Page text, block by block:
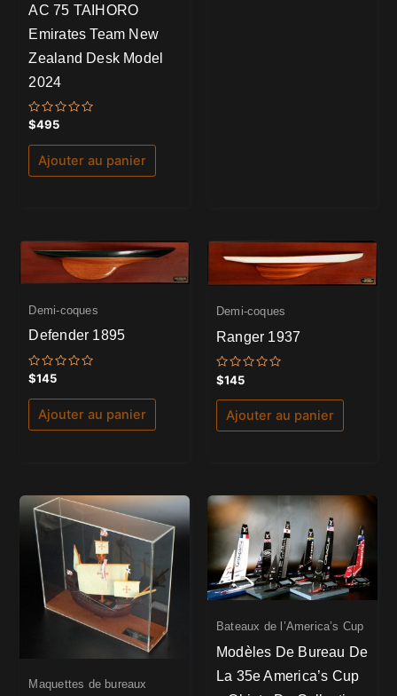
AC 75 TAIHORO
Emirates Team New
Zealand Desk Model
2024
Note
0
sur
$495
Ajouter au panier
Demi-coques
Defender 1895
Note
0
sur
$145
Ajouter au panier
Demi-coques
Ranger 1937
Note
0
sur
$145
Ajouter au panier
Maquettes de bureaux
Bateaux de l’America’s Cup
Modèles De Bureau De
La 35e America’s Cup